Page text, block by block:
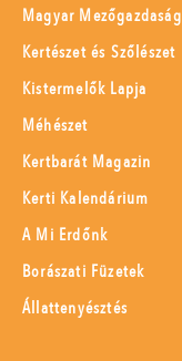
Magyar Mezőgazdaság
Kertészet és Szőlészet
Kistermelők Lapja
Méhészet
Kertbarát Magazin
Kerti Kalendárium
A Mi Erdőnk
Borászati Füzetek
Állattenyésztés